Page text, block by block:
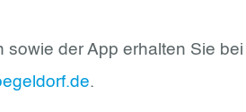
der App erhalten Sie
.